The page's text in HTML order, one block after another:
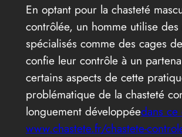
En optant pour la chasteté
contrôlée, un homme utilise des
spécialisés comme des cages
confie leur contrôle à un
certains aspects de cette
problématique de la chasteté
longuement développéedans
www.chastete.fr/chastete-